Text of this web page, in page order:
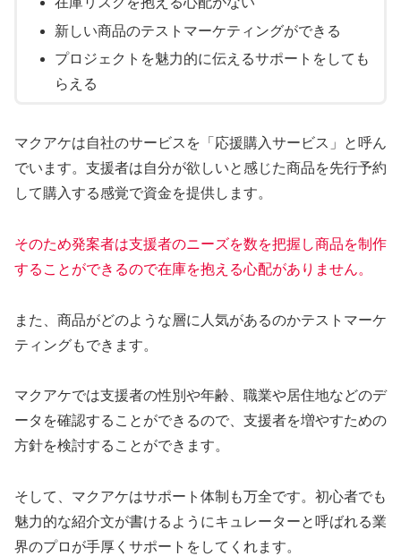
新しい商品のテストマーケティングができる
プロジェクトを魅力的に伝えるサポートをしても
らえる
マクアケは自社のサービスを「応援購入サービス」と呼ん
でいます。支援者は自分が欲しいと感じた商品を先行予約
して購入する感覚で資金を提供します。
そのため発案者は支援者のニーズを数を把握し商品を制作
することができるので在庫を抱える心配がありません。
また、商品がどのような層に人気があるのかテストマーケ
ティングもできます。
マクアケでは支援者の性別や年齢、職業や居住地などのデ
ータを確認することができるので、支援者を増やすための
方針を検討することができます。
そして、マクアケはサポート体制も万全です。初心者でも
魅力的な紹介文が書けるようにキュレーターと呼ばれる業
界のプロが手厚くサポートをしてくれます。